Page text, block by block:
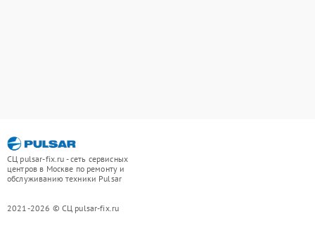
СЦ pulsar-fix.ru - сеть сервисных
центров в Москве по ремонту и
обслуживанию техники Pulsar
2021-2026 © СЦ pulsar-fix.ru